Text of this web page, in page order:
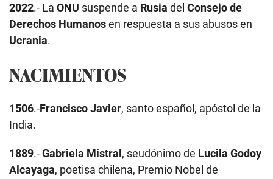
2022.- La ONU suspende a Rusia del Consejo de
Derechos Humanosen respuesta a sus abusos en
Ucrania.
NACIMIENTOS
1506.-Francisco Javier, santo español, apóstol de la
India.
1889.-Gabriela Mistral , seudónimo de Lucila Godoy
Alcayaga, poetisa chilena, Premio Nobel de